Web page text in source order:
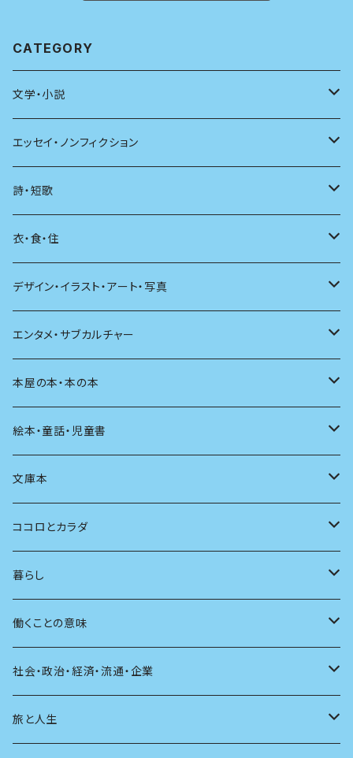
CATEGORY
文学・小説
日本
海外
日本語
文学理論
評論
文章術
エッセイ・ノンフィクション
エッセイ
日記
ノンフィクション
その他
評論
言葉
言語
批評
アンソロジー
自伝・伝記
詩・短歌
詩
短歌
その他
衣・食・住
着る
食べる
料理
発酵・麹
住う
その他
デザイン・イラスト・アート・写真
デザイン
イラスト
アート
写真
その他
インテリア
ファッション
建築
スポーツ
エンタメ・サブカルチャー
映画
音楽
マンガ
テレビ
ラジオ
マガジン
その他
アニメ
本屋の本・本の本
本屋さんの本
本の本
読書
絵本・童話・児童書
小さいお子さん向け
自分で読めるようになったら
大人も楽しい絵本
海外絵本
童話
その他
文庫本
男性作家
女性作家
その他
ココロとカラダ
フェミニズム
カウンセリング
人間関係
健康
暮らし
料理
育児
日常生活
働くことの意味
仕事のヒント
社会・政治・経済・流通・企業
過去
旅と人生